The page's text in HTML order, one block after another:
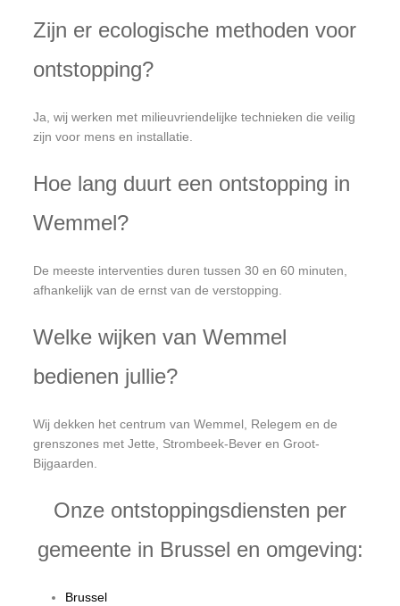
Zijn er ecologische methoden voor
ontstopping?
Ja, wij werken met milieuvriendelijke technieken die veilig
zijn voor mens en installatie.
Hoe lang duurt een ontstopping in
Wemmel?
De meeste interventies duren tussen 30 en 60 minuten,
afhankelijk van de ernst van de verstopping.
Welke wijken van Wemmel
bedienen jullie?
Wij dekken het centrum van Wemmel, Relegem en de
grenszones met Jette, Strombeek-Bever en Groot-
Bijgaarden.
Onze ontstoppingsdiensten per
gemeente in Brussel en omgeving:
Brussel